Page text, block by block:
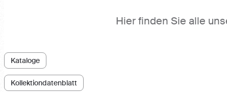
Hier finden Sie alle
Kataloge
Kollektiondatenblatt